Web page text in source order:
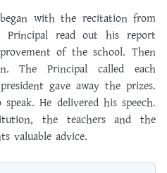
with the recitation from
read out his report
of the school. Then
The Principal called each
gave away the prizes.
He delivered his speech.
the teachers and the
valuable advice.